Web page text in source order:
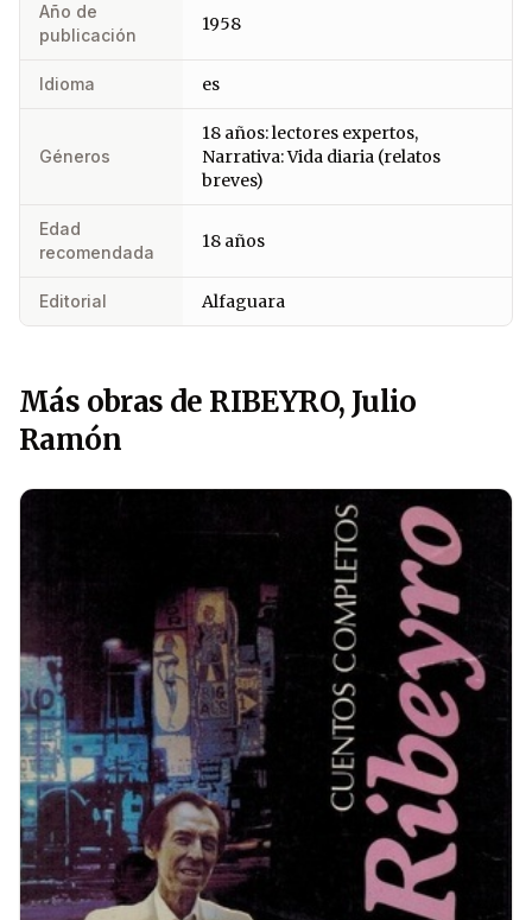
Año de
publicación
1958
Idioma es
Géneros
18 años: lectores expertos,
Narrativa: Vida diaria (relatos
breves)
Edad
recomendada
18 años
Editorial Alfaguara
Más obras de RIBEYRO, Julio
Ramón